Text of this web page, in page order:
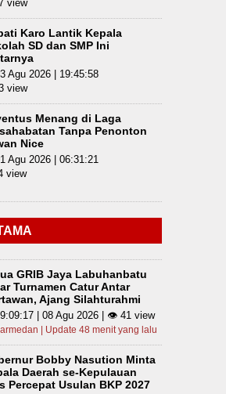
view
Karo Lantik Kepala
SD dan SMP Ini
Agu 2026 | 19:45:58
view
Menang di Laga
Tanpa Penonton
Nice
Agu 2026 | 06:31:21
view
GRIB Jaya Labuhanbatu
Turnamen Catur Antar
Ajang Silahturahmi
| 08 Agu 2026 | 👁 41 view
| Update 48 menit yang lalu
Bobby Nasution Minta
Daerah se-Kepulauan
Percepat Usulan BKP 2027